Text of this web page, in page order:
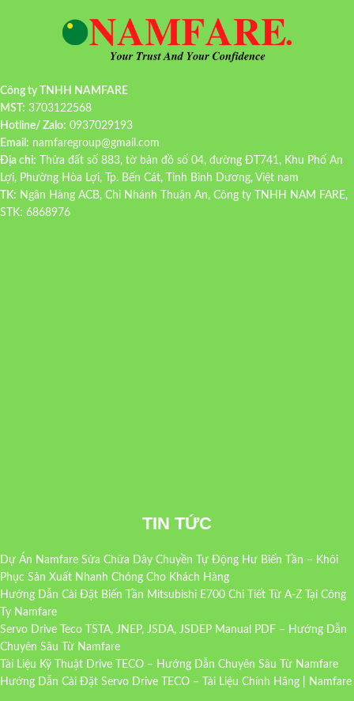
Công ty TNHH NAMFARE
MST: 3703122568
Hotline/ Zalo: 0937029193
Email: namfaregroup@gmail.com
Địa chỉ: Thửa đất số 883, tờ bản đồ số 04, đường ĐT741, Khu Phố An
Lợi, Phường Hòa Lợi, Tp. Bến Cát, Tỉnh Bình Dương, Việt nam
TK: Ngân Hàng ACB, Chi Nhánh Thuận An, Công ty TNHH NAM FARE,
STK: 6868976
TIN TỨC
Dự Án Namfare Sửa Chữa Dây Chuyền Tự Động Hư Biến Tần – Khôi
Phục Sản Xuất Nhanh Chóng Cho Khách Hàng
Hướng Dẫn Cài Đặt Biến Tần Mitsubishi E700 Chi Tiết Từ A-Z Tại Công
Ty Namfare
Servo Drive Teco TSTA, JNEP, JSDA, JSDEP Manual PDF – Hướng Dẫn
Chuyên Sâu Từ Namfare
Tài Liệu Kỹ Thuật Drive TECO – Hướng Dẫn Chuyên Sâu Từ Namfare
Hướng Dẫn Cài Đặt Servo Drive TECO – Tài Liệu Chính Hãng | Namfare